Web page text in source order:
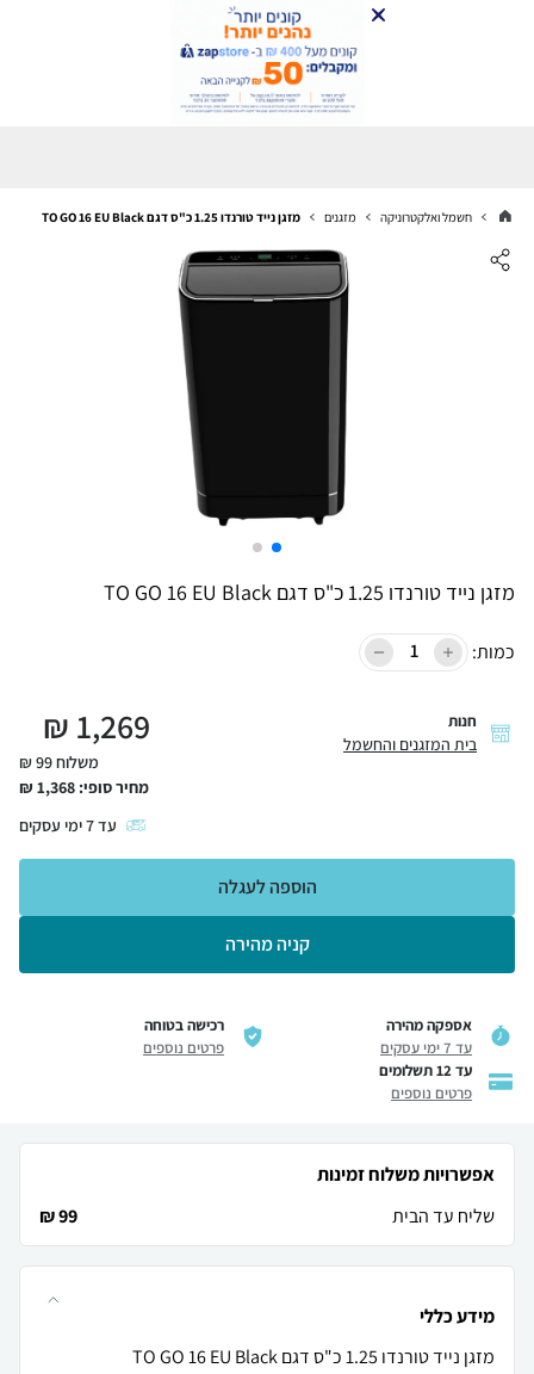
חשמל ואלקטרוניקה מזגנים מזגן נייד טורנדו 1.25 כ"ס דגם TO GO 16 EU Black
מזגן נייד טורנדו 1.25 כ"ס דגם TO GO 16 EU Black
כמות:
חנות
בית המזגנים והחשמל 1,269
₪
משלוח 99 ₪
מחיר סופי: 1,368
₪
עד7ימי עסקים
קניה מהירה
הוספה לעגלה
אספקה מהירה
עד 7 ימי עסקים
רכישה בטוחה
פרטים נוספים
עד 12 תשלומים
פרטים נוספים
אפשרויות משלוח זמינות
שליח עד הבית
99 ₪
מידע כללי
מזגן נייד טורנדו 1.25 כ"ס דגם TO GO 16 EU Black